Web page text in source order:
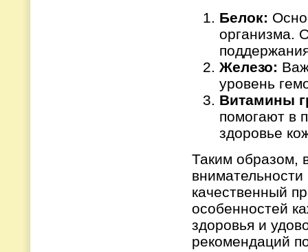
Белок:
организма.
Железо:
уровень
Витамины
помогают в
здоровье
Таким образом,
качественный
особенностей
здоровья и
рекомендаций